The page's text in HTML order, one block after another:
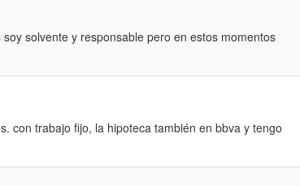
solvente y responsable pero en estos momentos
con trabajo fijo, la hipoteca también en bbva y tengo